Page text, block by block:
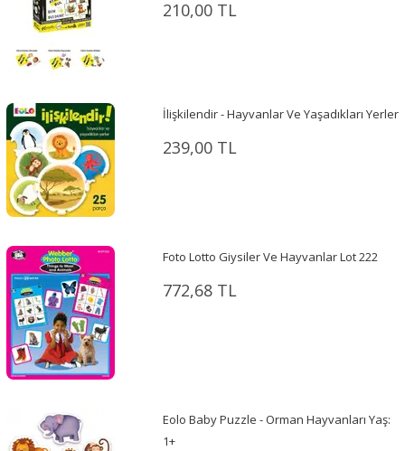
210,00 TL
İlişkilendir - Hayvanlar Ve Yaşadıkları Yerler
239,00 TL
Foto Lotto Giysiler Ve Hayvanlar Lot 222
772,68 TL
Eolo Baby Puzzle - Orman Hayvanları Yaş:
1+